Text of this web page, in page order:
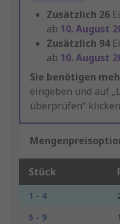
Zusätzlich 26
ab 10. August
Zusätzlich 94
ab 10. August
Sie benötigen
eingeben und auf
überprüfen“
Stück
1 - 4
5 - 9